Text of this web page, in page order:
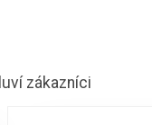
zákazníci